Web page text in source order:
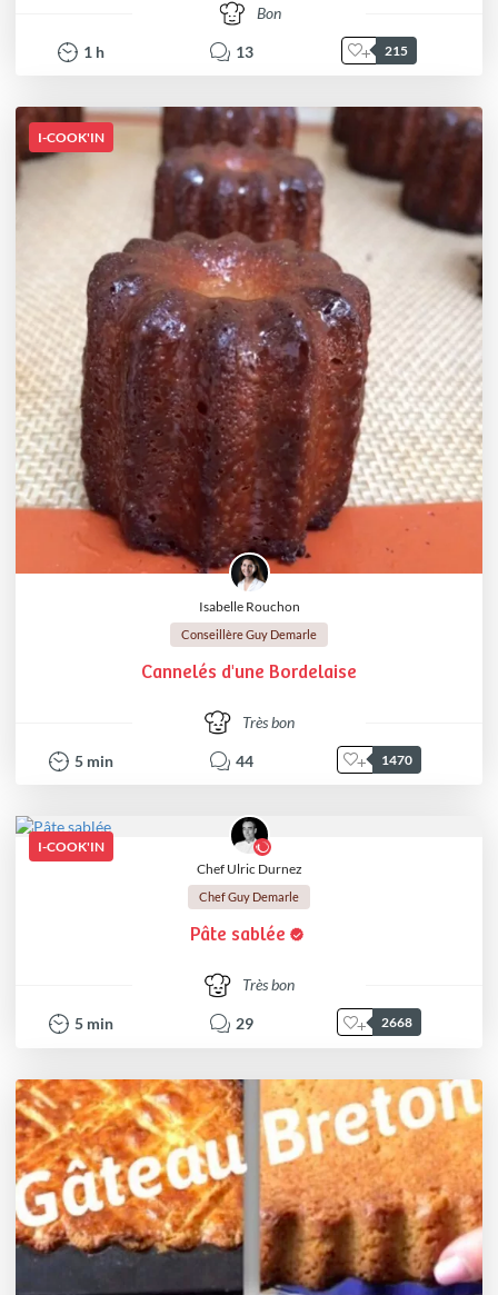
Bon
1 h 13 215
I-COOK'IN
Isabelle Rouchon
Conseillère Guy Demarle
Cannelés d'une Bordelaise
Très bon
5 min 44 1470
I-COOK'IN
Chef Ulric Durnez
Chef Guy Demarle
Pâte sablée
Très bon
5 min 29 2668